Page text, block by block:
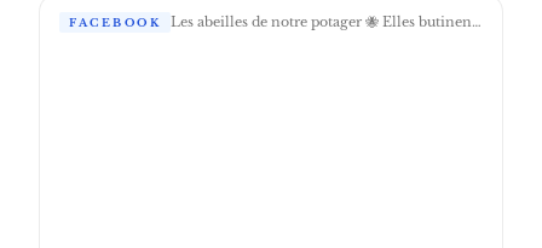
FACEBOOK Les abeilles de notre potager 🐝 Elles butinent discrètement, mais leur rôle est essentiel. Grâce à elles, notre potager s’épanouit au rythme des saisons, en harmonie avec la nature. Un immense merci à notre apiculteur passionné, Hubert Gorgemans @terreatair, pour ses explications fascinantes – à découvrir en vidéo.